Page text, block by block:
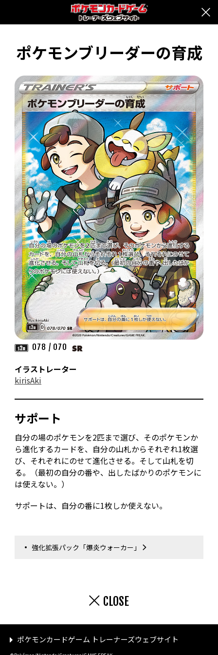
ポケモンブリーダーの育成
078 / 070
イラストレーター
kirisAki
サポート
自分の場のポケモンを2匹まで選び、そのポケモンか
ら進化するカードを、自分の山札からそれぞれ1枚選
び、それぞれにのせて進化させる。そして山札を切
る。（最初の自分の番や、出したばかりのポケモンに
は使えない。）
サポートは、自分の番に1枚しか使えない。
強化拡張パック「爆炎ウォーカー」
CLOSE
ポケモンカードゲーム トレーナーズウェブサイト